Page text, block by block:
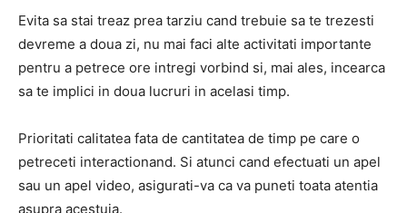
Evita sa stai treaz prea tarziu cand trebuie sa te trezesti
devreme a doua zi, nu mai faci alte activitati importante
pentru a petrece ore intregi vorbind si, mai ales, incearca
sa te implici in doua lucruri in acelasi timp.
Prioritati calitatea fata de cantitatea de timp pe care o
petreceti interactionand. Si atunci cand efectuati un apel
sau un apel video, asigurati-va ca va puneti toata atentia
asupra acestuia.